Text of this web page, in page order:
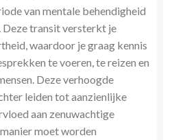
der Zuilen
van mentale behendigheid
transit versterkt je
waardoor je graag kennis
te voeren, te reizen en
Deze verhoogde
leiden tot aanzienlijke
aan zenuwachtige
moet worden